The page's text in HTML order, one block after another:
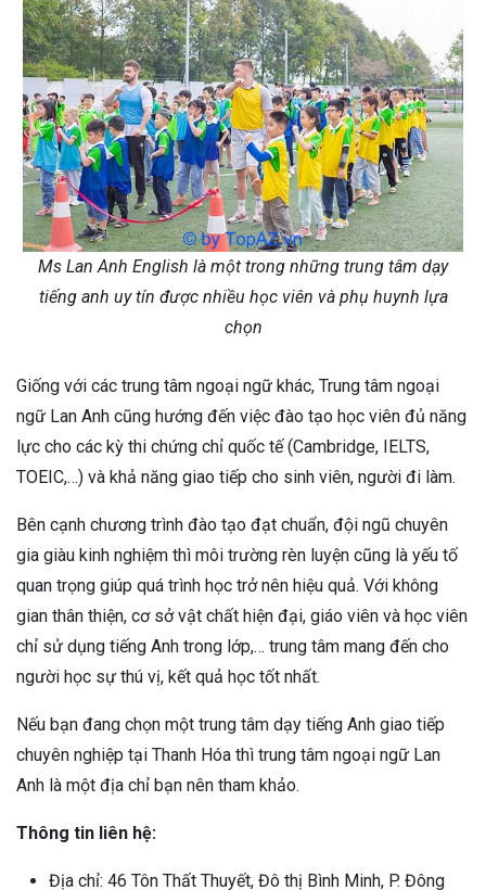
Ms Lan Anh English là một trong những trung tâm dạy
tiếng anh uy tín được nhiều học viên và phụ huynh lựa
chọn
Giống với các trung tâm ngoại ngữ khác, Trung tâm ngoại
ngữ Lan Anh cũng hướng đến việc đào tạo học viên đủ năng
lực cho các kỳ thi chứng chỉ quốc tế (Cambridge, IELTS,
TOEIC,…) và khả năng giao tiếp cho sinh viên, người đi làm.
Bên cạnh chương trình đào tạo đạt chuẩn, đội ngũ chuyên
gia giàu kinh nghiệm thì môi trường rèn luyện cũng là yếu tố
quan trọng giúp quá trình học trở nên hiệu quả. Với không
gian thân thiện, cơ sở vật chất hiện đại, giáo viên và học viên
chỉ sử dụng tiếng Anh trong lớp,… trung tâm mang đến cho
người học sự thú vị, kết quả học tốt nhất.
Nếu bạn đang chọn một trung tâm dạy tiếng Anh giao tiếp
chuyên nghiệp tại Thanh Hóa thì trung tâm ngoại ngữ Lan
Anh là một địa chỉ bạn nên tham khảo.
Thông tin liên hệ:
Địa chỉ: 46 Tôn Thất Thuyết, Đô thị Bình Minh, P. Đông